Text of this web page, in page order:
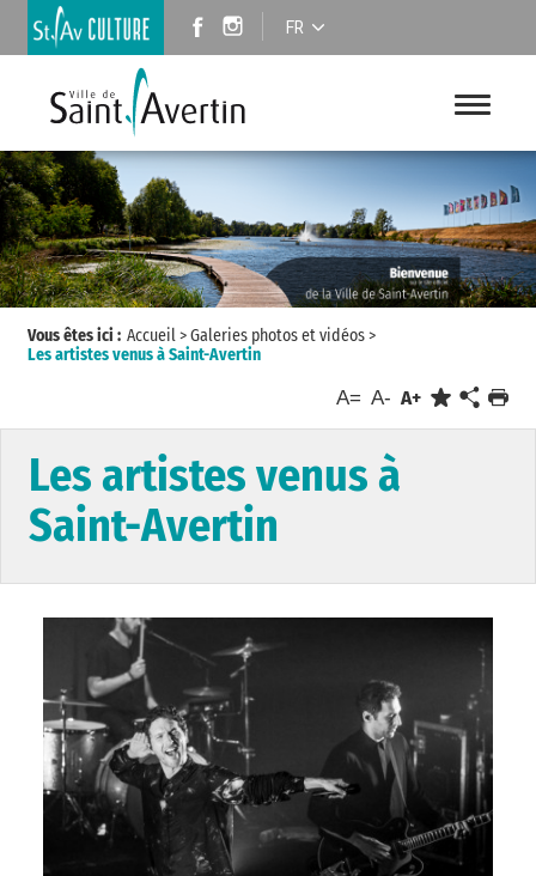
FR
Vous êtes ici : Accueil>Galeries photos et vidéos>
Les artistes venus à Saint-Avertin
A= A- A+
Les artistes venus à
Saint-Avertin